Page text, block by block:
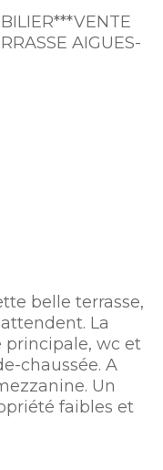
AIGUES-
belle terrasse,
La
principale, wc et
chaussée. A
Un
faibles et